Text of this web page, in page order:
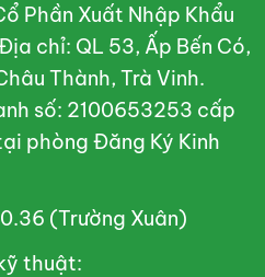
Phần Xuất Nhập Khẩu
chỉ: QL 53, Ấp Bến Có,
Thành, Trà Vinh.
số: 2100653253 cấp
phòng Đăng Ký Kinh
(Trường Xuân)
thuật: